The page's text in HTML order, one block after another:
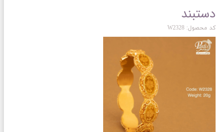
دستبند
کد محصول: W2328